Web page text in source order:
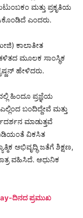
ಮತ್ತು ಪ್ರಕೃತಿಯ
ಎಂದರು.
ಕಾಲಾತೀತ
ಮೂಲಕ ಸಾಂಸ್ಥಿಕ
ಹೇಳಿದರು.
ಹಿಂದೂ ಪ್ರಜ್ಞೆಯ
ಬಂದಿದ್ದೇವೆ ಮತ್ತು
ಮಾಡುತ್ತವೆ
ವಿಕಸಿತ
ಅಭಿವೃದ್ಧಿ ಜತೆಗೆ ಶಿಕ್ಷಣ,
ವಹಿಸಿದೆ. ಆಧುನಿಕ
ದಿನದ ಪ್ರಮುಖ